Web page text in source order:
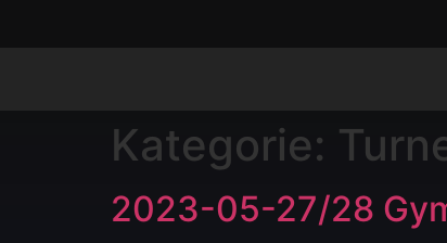
Kategorie:
2023-05-27/28